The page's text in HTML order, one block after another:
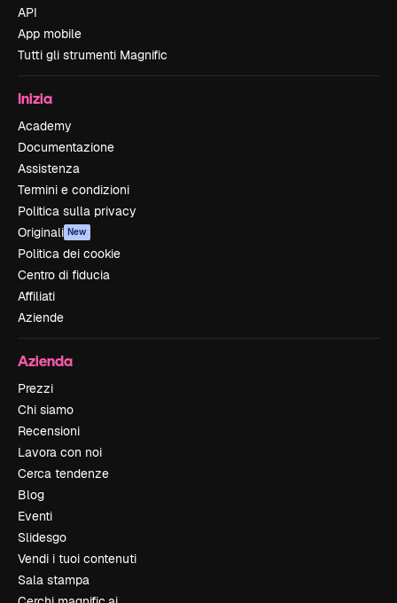
API
App mobile
Tutti gli strumenti Magnific
Inizia
Academy
Documentazione
Assistenza
Termini e condizioni
Politica sulla privacy
Originali New
Politica dei cookie
Centro di fiducia
Affiliati
Aziende
Azienda
Prezzi
Chi siamo
Recensioni
Lavora con noi
Cerca tendenze
Blog
Eventi
Slidesgo
Vendi i tuoi contenuti
Sala stampa